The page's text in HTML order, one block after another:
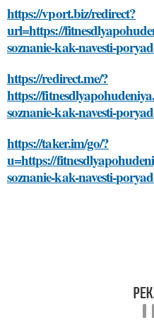
https://vport.biz/redirect?
url=https://
soznanie-kak-navesti-
https://redirect.me/?
https://
soznanie-kak-navesti-
https://taker.im/go/?
u=https://
soznanie-kak-navesti-